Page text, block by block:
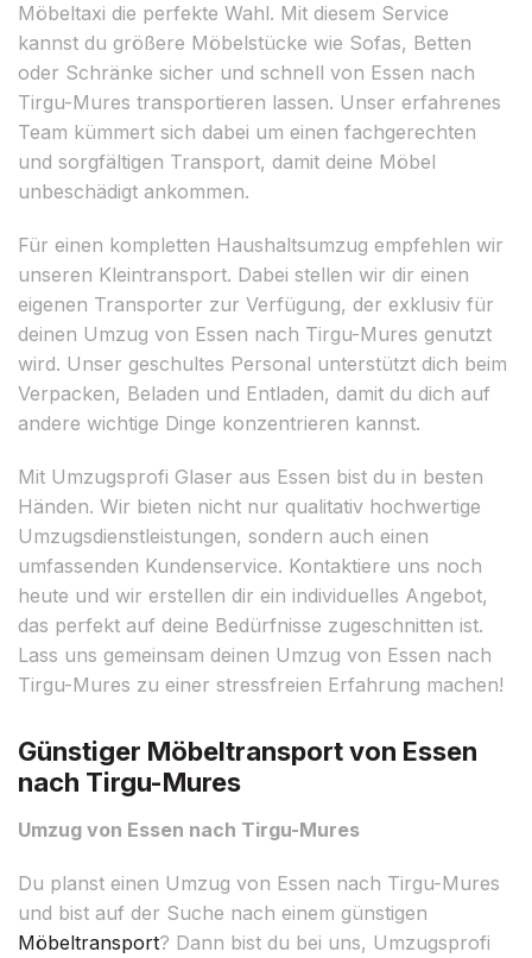
Möbeltaxi die perfekte Wahl. Mit diesem Service
kannst du größere Möbelstücke wie Sofas, Betten
oder Schränke sicher und schnell von Essen nach
Tirgu-Mures transportieren lassen. Unser erfahrenes
Team kümmert sich dabei um einen fachgerechten
und sorgfältigen Transport, damit deine Möbel
unbeschädigt ankommen.
Für einen kompletten Haushaltsumzug empfehlen wir
unseren Kleintransport. Dabei stellen wir dir einen
eigenen Transporter zur Verfügung, der exklusiv für
deinen Umzug von Essen nach Tirgu-Mures genutzt
wird. Unser geschultes Personal unterstützt dich beim
Verpacken, Beladen und Entladen, damit du dich auf
andere wichtige Dinge konzentrieren kannst.
Mit Umzugsprofi Glaser aus Essen bist du in besten
Händen. Wir bieten nicht nur qualitativ hochwertige
Umzugsdienstleistungen, sondern auch einen
umfassenden Kundenservice. Kontaktiere uns noch
heute und wir erstellen dir ein individuelles Angebot,
das perfekt auf deine Bedürfnisse zugeschnitten ist.
Lass uns gemeinsam deinen Umzug von Essen nach
Tirgu-Mures zu einer stressfreien Erfahrung machen!
Günstiger Möbeltransport von Essen
nach Tirgu-Mures
Umzug von Essen nach Tirgu-Mures
Du planst einen Umzug von Essen nach Tirgu-Mures
und bist auf der Suche nach einem günstigen
Möbeltransport? Dann bist du bei uns, Umzugsprofi